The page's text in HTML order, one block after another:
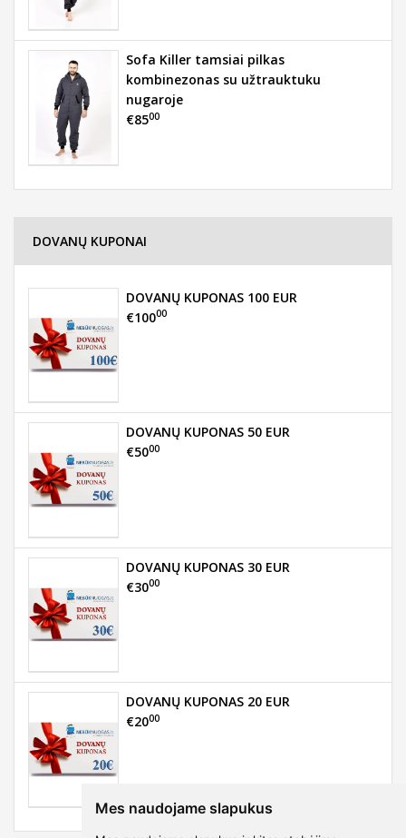
Mes naudojame slapukus
Sofa Killer tamsiai pilkas
kombinezonas su užtrauktuku
nugaroje
€8500
DOVANŲ KUPONAI
DOVANŲ KUPONAS 100 EUR
€10000
DOVANŲ KUPONAS 50 EUR
€5000
DOVANŲ KUPONAS 30 EUR
€3000
DOVANŲ KUPONAS 20 EUR
€2000